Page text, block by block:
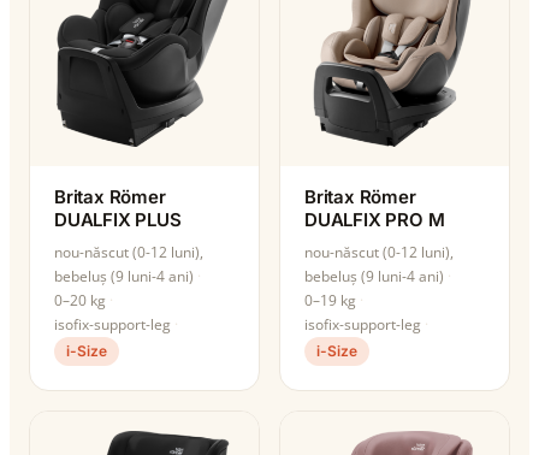
Britax Römer
DUALFIX PLUS
nou-născut (0-12 luni),
bebeluș (9 luni-4 ani)
0–20 kg
isofix-support-leg
i-Size
Britax Römer
DUALFIX PRO M
nou-născut (0-12 luni),
bebeluș (9 luni-4 ani)
0–19 kg
isofix-support-leg
i-Size